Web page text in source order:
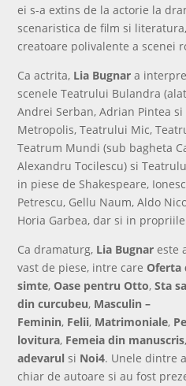
ei s-a extins de la actorie la
scenaristica de film si
creatoare polivalente a scenei
Ca actrita, Lia Bugnar a
scenele Teatrului Bulandra
Andrei Serban, Adrian Pintea
Metropolis, Teatrului Mic,
Teatrum Mundi (sub bagheta
Alexandru Tocilescu) si
in piese de Shakespeare,
Petrescu, Gellu Naum, Aldo
Horia Garbea, dar si in
Ca dramaturg, Lia Bugnar este
vast de piese, intre care Oferta
simte, Oase pentru Otto,Sta
din curcubeu, Masculin –
Feminin, Felii, Matrimoniale,
lovitura, Femeia din manuscris,
adevarul si Noi4. Unele dintre
chiar de autoare si au fost